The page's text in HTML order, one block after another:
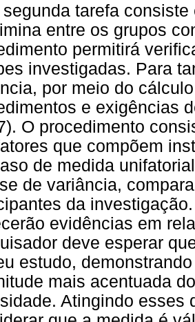
segunda tarefa
entre os grupos
permitirá
investigadas. Para
por meio do
e exigências
O procedimento
que compõem
de medida
de variância,
da
evidências em
deve esperar
estudo,
mais acentuada
Atingindo esses